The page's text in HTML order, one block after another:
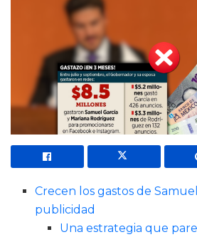
Crecen los gastos de
publicidad
Una estrategia que